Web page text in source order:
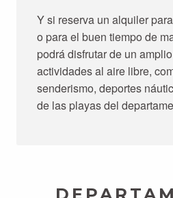
Y si reserva un alquiler
o para el buen tiempo de
podrá disfrutar de un
actividades al aire libre,
senderismo, deportes
de las playas del